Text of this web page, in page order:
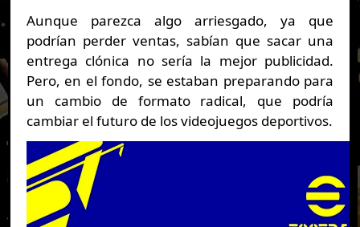
Aunque parezca algo arriesgado, ya que
podrían perder ventas, sabían que sacar una
entrega clónica no sería la mejor publicidad.
Pero, en el fondo, se estaban preparando para
un cambio de formato radical, que podría
cambiar el futuro de los videojuegos deportivos.